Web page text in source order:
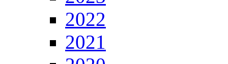
2022
2021